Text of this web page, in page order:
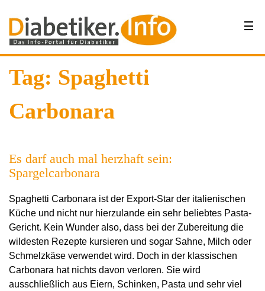
Tag: Spaghetti
Carbonara
Es darf auch mal herzhaft sein:
Spargelcarbonara
Spaghetti Carbonara ist der Export-Star der italienischen
Küche und nicht nur hierzulande ein sehr beliebtes Pasta-
Gericht. Kein Wunder also, dass bei der Zubereitung die
wildesten Rezepte kursieren und sogar Sahne, Milch oder
Schmelzkäse verwendet wird. Doch in der klassischen
Carbonara hat nichts davon verloren. Sie wird
ausschließlich aus Eiern, Schinken, Pasta und sehr viel